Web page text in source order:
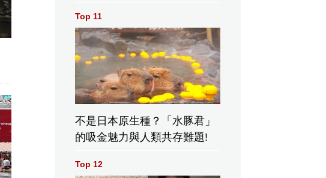
Top 11
不是日本原生種？「水豚君」
的吸金魅力與人類共存難題!
Top 12